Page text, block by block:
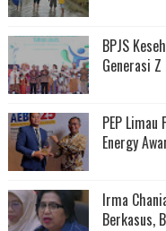
BPJS
Generasi
PEP
Energy
Irma
Berkasus,